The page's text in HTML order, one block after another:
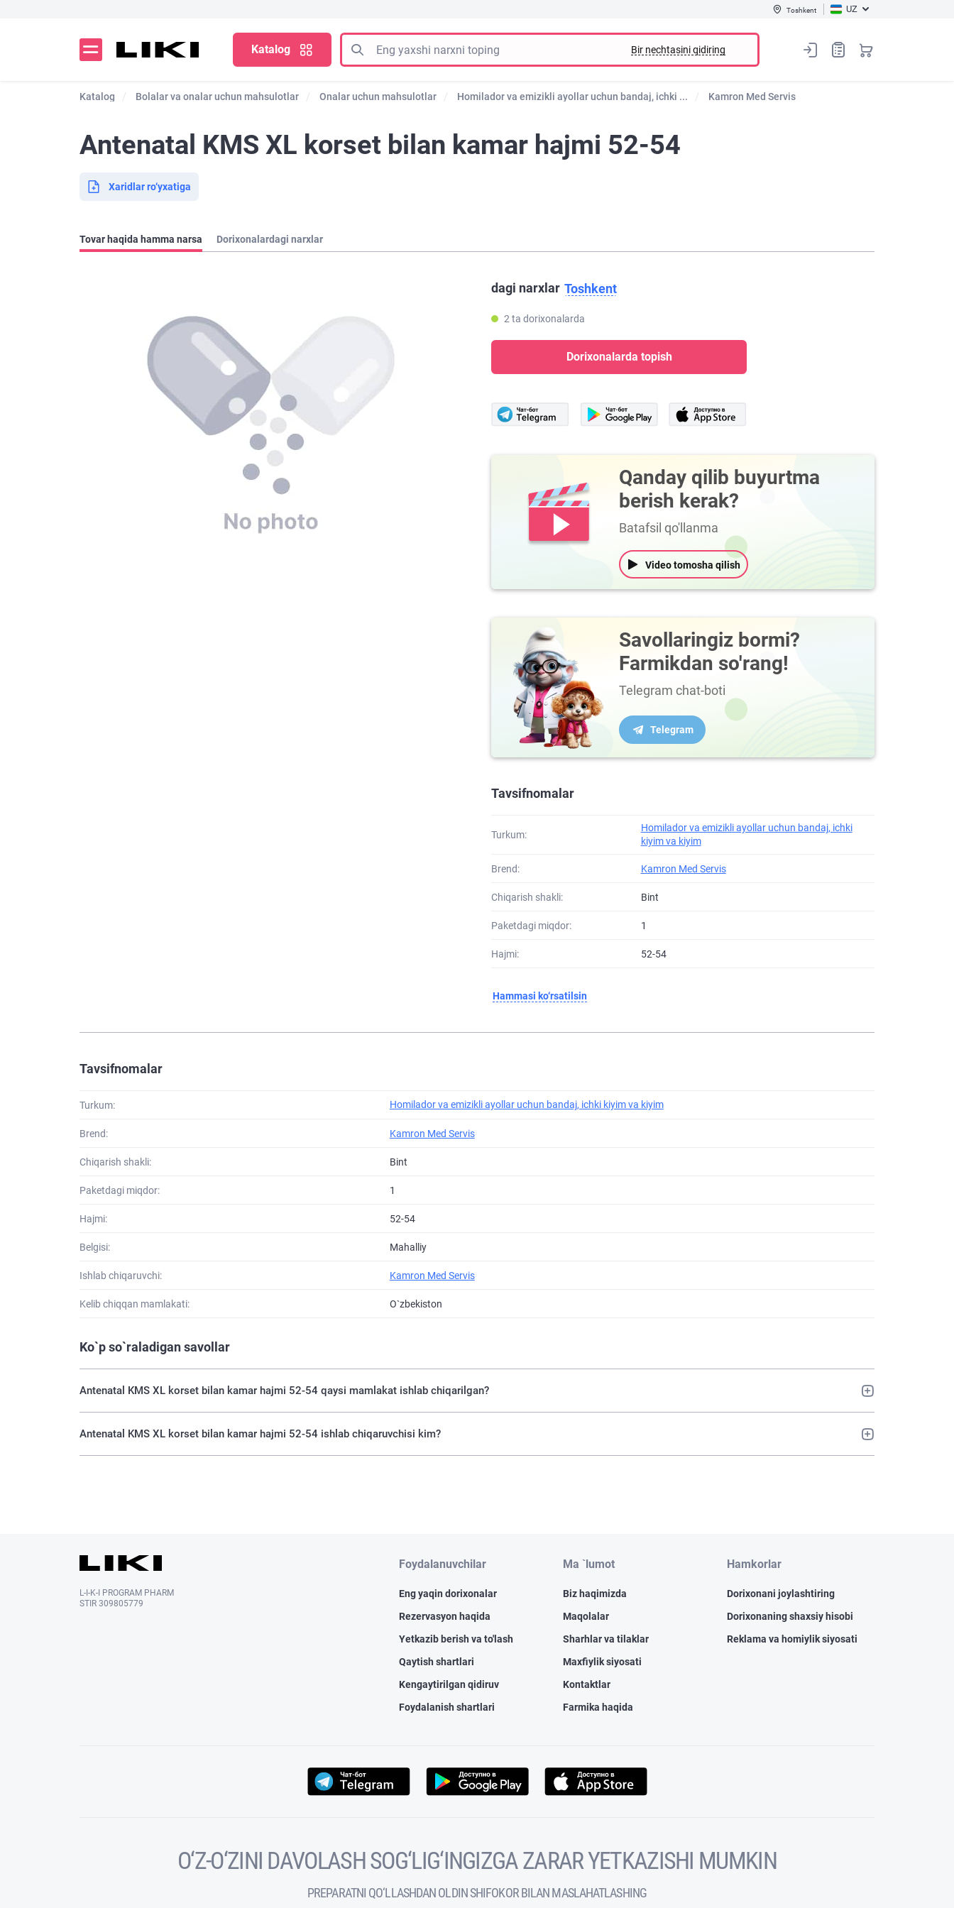
Toshkent UZ
Katalog Bir nechtasini qidiring
Katalog Bolalar va onalar uchun mahsulotlar Onalar uchun mahsulotlar Homilador va emizikli ayollar uchun bandaj, ichki ... Kamron Med Servis
Antenatal KMS XL korset bilan kamar hajmi 52-54
Xaridlar ro‘yxatiga
Tovar haqida hamma narsa Dorixonalardagi narxlar
dagi narxlar Toshkent
2 ta dorixonalarda
Dorixonalarda topish
Qanday qilib buyurtma
berish kerak?
Batafsil qo'llanma
Video tomosha qilish
Savollaringiz bormi?
Farmikdan so'rang!
Telegram chat-boti
Telegram
Tavsifnomalar
Turkum:
Homilador va emizikli ayollar uchun bandaj, ichki
kiyim va kiyim
Brend: Kamron Med Servis
Chiqarish shakli: Bint
Paketdagi miqdor: 1
Hajmi: 52-54
Hammasi ko‘rsatilsin
Tavsifnomalar
Turkum: Homilador va emizikli ayollar uchun bandaj, ichki kiyim va kiyim
Brend: Kamron Med Servis
Chiqarish shakli: Bint
Paketdagi miqdor: 1
Hajmi: 52-54
Belgisi: Mahalliy
Ishlab chiqaruvchi: Kamron Med Servis
Kelib chiqqan mamlakati: O`zbekiston
Ko`p so`raladigan savollar
Antenatal KMS XL korset bilan kamar hajmi 52-54 qaysi mamlakat ishlab chiqarilgan?
Antenatal KMS XL korset bilan kamar hajmi 52-54 ishlab chiqaruvchisi kim?
L-I-K-I PROGRAM PHARM
STIR 309805779
Foydalanuvchilar
Eng yaqin dorixonalar
Rezervasyon haqida
Yetkazib berish va to'lash
Qaytish shartlari
Kengaytirilgan qidiruv
Foydalanish shartlari
Ma `lumot
Biz haqimizda
Maqolalar
Sharhlar va tilaklar
Maxfiylik siyosati
Kontaktlar
Farmika haqida
Hamkorlar
Dorixonani joylashtiring
Dorixonaning shaxsiy hisobi
Reklama va homiylik siyosati
O‘Z-O‘ZINI DAVOLASH SOG‘LIG‘INGIZGA ZARAR YETKAZISHI MUMKIN
PREPARATNI QO‘LLASHDAN OLDIN SHIFOKOR BILAN MASLAHATLASHING